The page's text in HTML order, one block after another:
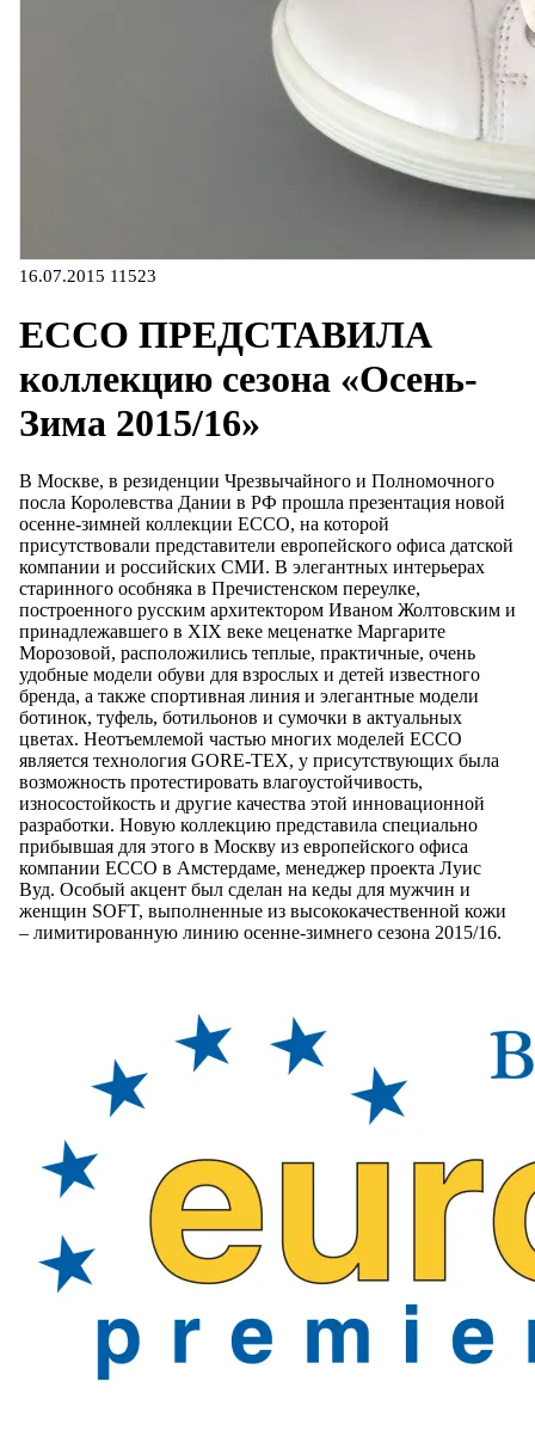
16.07.2015 11523
ECCO ПРЕДСТАВИЛА
коллекцию сезона «Осень-
Зима 2015/16»
В Москве, в резиденции Чрезвычайного и Полномочного
посла Королевства Дании в РФ прошла презентация новой
осенне-зимней коллекции ECCO, на которой
присутствовали представители европейского офиса датской
компании и российских СМИ. В элегантных интерьерах
старинного особняка в Пречистенском переулке,
построенного русским архитектором Иваном Жолтовским и
принадлежавшего в XIX веке меценатке Маргарите
Морозовой, расположились теплые, практичные, очень
удобные модели обуви для взрослых и детей известного
бренда, а также спортивная линия и элегантные модели
ботинок, туфель, ботильонов и сумочки в актуальных
цветах. Неотъемлемой частью многих моделей ECCO
является технология GORE-TEX, у присутствующих была
возможность протестировать влагоустойчивость,
износостойкость и другие качества этой инновационной
разработки. Новую коллекцию представила специально
прибывшая для этого в Москву из европейского офиса
компании ECCO в Амстердаме, менеджер проекта Луис
Вуд. Особый акцент был сделан на кеды для мужчин и
женщин SOFT, выполненные из высококачественной кожи
– лимитированную линию осенне-зимнего сезона 2015/16.